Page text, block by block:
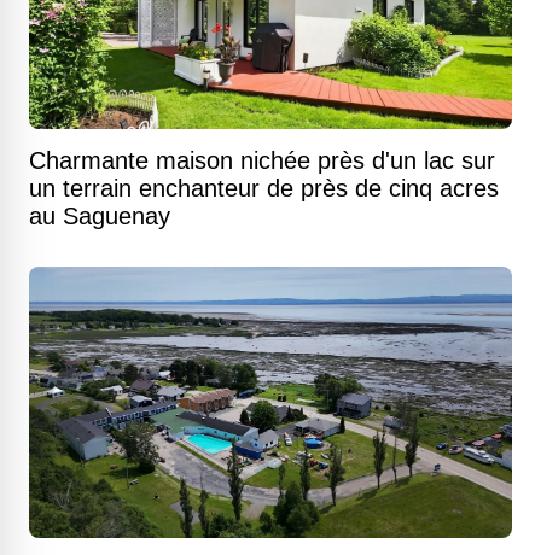
Charmante maison nichée près d'un lac sur
un terrain enchanteur de près de cinq acres
au Saguenay